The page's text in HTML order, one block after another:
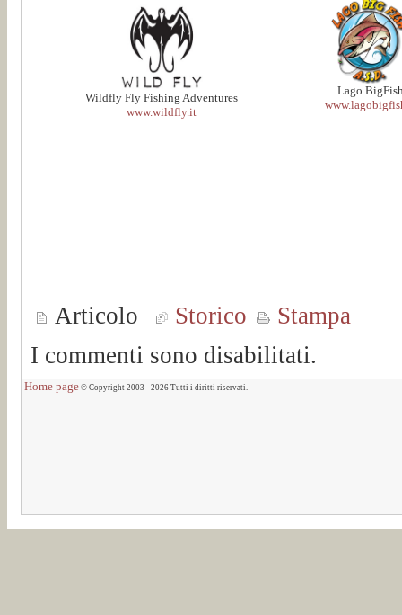
Wildfly Fly Fishing Adventures
www.wildfly.it
Lago
Articolo Storico
Stampa
I commenti sono disabilitati.
Home page © Copyright 2003 - 2026 Tutti i diritti riservati.